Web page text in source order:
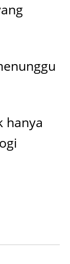
hanya